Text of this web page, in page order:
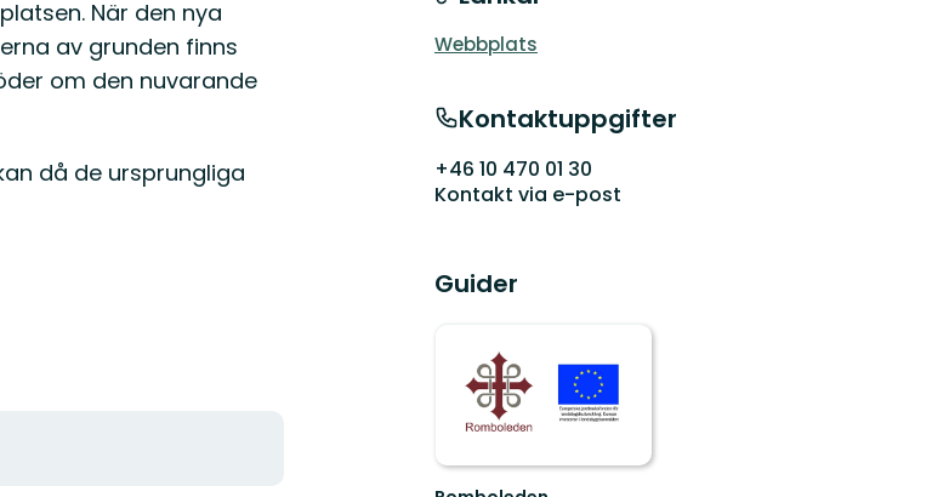
När den nya
av grunden finns
om den nuvarande
då de ursprungliga
Webbplats
Kontaktuppgifter
+46 10 470 01 30
Kontakt via e-post
Guider